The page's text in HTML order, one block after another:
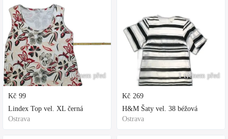
1 týdnem před
Kč 99
Lindex Top vel. XL černá
Ostrava
1 týdnem před
Kč 269
H&M Šaty vel. 38 béžová
Ostrava